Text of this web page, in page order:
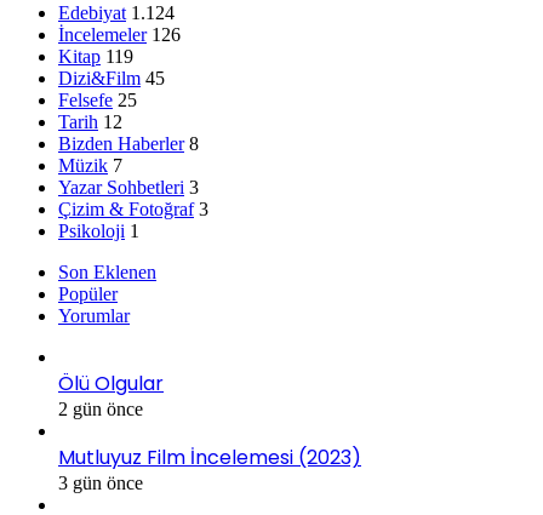
Edebiyat 1.124
İncelemeler 126
Kitap 119
Dizi&Film 45
Felsefe 25
Tarih 12
Bizden Haberler 8
Müzik 7
Yazar Sohbetleri 3
Çizim & Fotoğraf 3
Psikoloji 1
Son Eklenen
Popüler
Yorumlar
Ölü Olgular
2 gün önce
Mutluyuz Film İncelemesi (2023)
3 gün önce